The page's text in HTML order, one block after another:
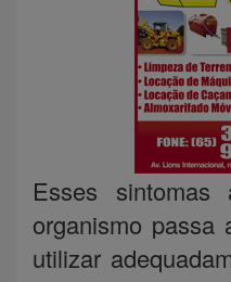
Esses sintomas
organismo passa
utilizar